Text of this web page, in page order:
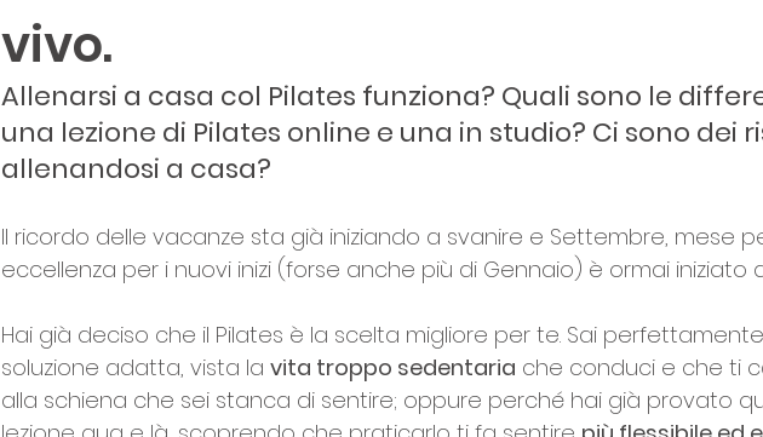
vivo.
Allenarsi a casa col Pilates funziona? Quali sono le
una lezione di Pilates online e una in studio? Ci sono dei
allenandosi a casa?
Il ricordo delle vacanze sta già iniziando a svanire e Settembre, mese
eccellenza per i nuovi inizi (forse anche più di Gennaio) è ormai iniziato
Hai già deciso che il Pilates è la scelta migliore per te. Sai
soluzione adatta, vista la vita troppo sedentaria che conduci e che ti
alla schiena che sei stanca di sentire; oppure perché hai già provato